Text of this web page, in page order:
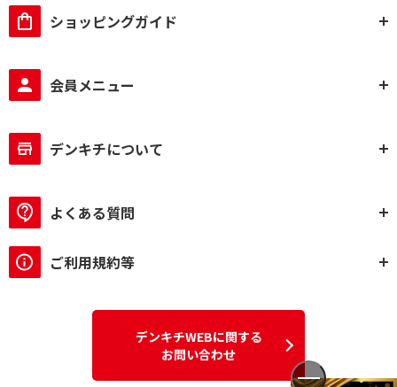
ショッピングガイド
会員メニュー
デンキチについて
よくある質問
ご利用規約等
デンキチWEBに関する
お問い合わせ